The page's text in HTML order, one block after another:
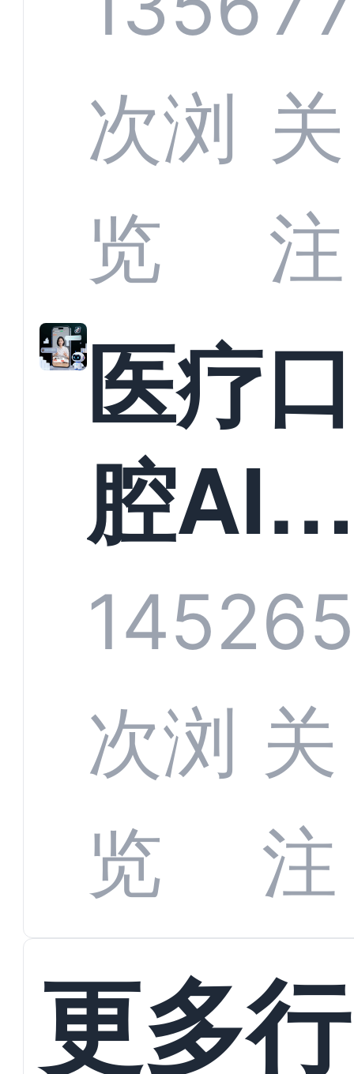
定义行
业标
准？
CRM
何助力
教育机
构实现
规模化
增长与
数字化
蜕变
次浏
览
关
注
医疗口
腔AI
服系统
全渠道
数据对
接
1452
次浏
览
关
注
更多行